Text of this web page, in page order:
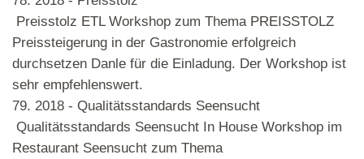
Preisstolz ETL Workshop zum Thema PREISSTOLZ
Preissteigerung in der Gastronomie erfolgreich
durchsetzen Danle für die Einladung. Der Workshop ist
sehr empfehlenswert.
79. 2018 - Qualitätsstandards Seensucht
Qualitätsstandards Seensucht In House Workshop im
Restaurant Seensucht zum Thema